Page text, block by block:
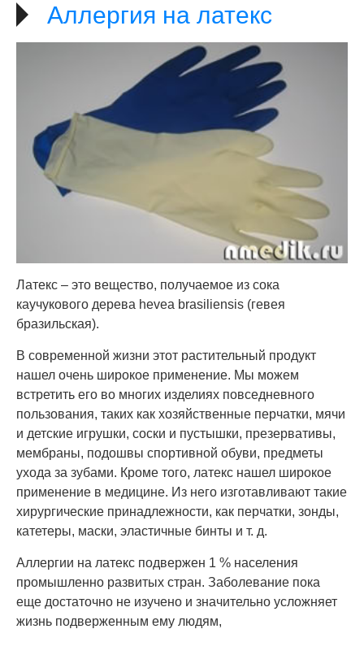
Аллергия на латекс
Латекс – это вещество, получаемое из сока
каучукового дерева hevea brasiliensis (гевея
бразильская).
В современной жизни этот растительный продукт
нашел очень широкое применение. Мы можем
встретить его во многих изделиях повседневного
пользования, таких как хозяйственные перчатки, мячи
и детские игрушки, соски и пустышки, презервативы,
мембраны, подошвы спортивной обуви, предметы
ухода за зубами. Кроме того, латекс нашел широкое
применение в медицине. Из него изготавливают такие
хирургические принадлежности, как перчатки, зонды,
катетеры, маски, эластичные бинты и т. д.
Аллергии на латекс подвержен 1 % населения
промышленно развитых стран. Заболевание пока
еще достаточно не изучено и значительно усложняет
жизнь подверженным ему людям,